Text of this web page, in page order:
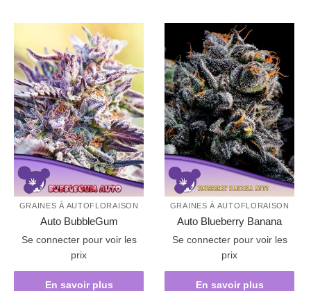
GRAINES À AUTOFLORAISON
Auto BubbleGum
Se connecter pour voir les
prix
En savoir plus
GRAINES À AUTOFLORAISON
Auto Blueberry Banana
Se connecter pour voir les
prix
En savoir plus